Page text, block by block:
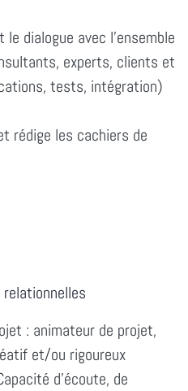
dialogue avec l'ensemble
experts, clients et
tests, intégration)
rédige les cachiers de
: animateur de projet,
et/ou rigoureux
d'écoute, de